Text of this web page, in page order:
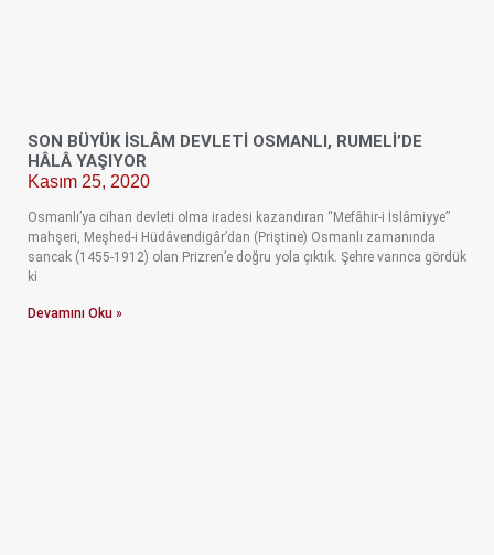
SON BÜYÜK İSLÂM DEVLETİ OSMANLI, RUMELİ’DE
HÂLÂ YAŞIYOR
Kasım 25, 2020
Osmanlı’ya cihan devleti olma iradesi kazandıran “Mefâhir-i İslâmiyye”
mahşeri, Meşhed-i Hüdâvendigâr’dan (Priştine) Osmanlı zamanında
sancak (1455-1912) olan Prizren’e doğru yola çıktık. Şehre varınca gördük
ki
Devamını Oku »